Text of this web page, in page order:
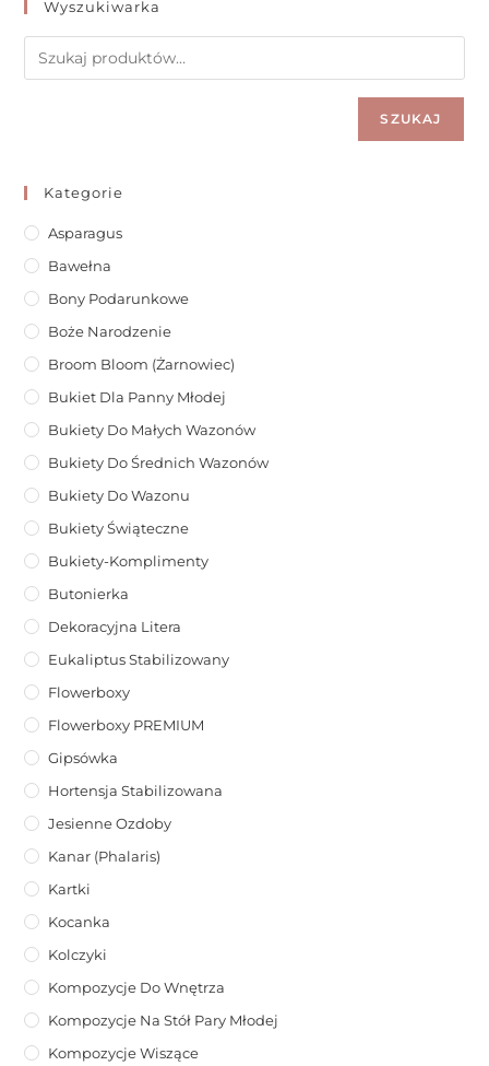
Wyszukiwarka
SZUKAJ
Kategorie
Asparagus
Bawełna
Bony Podarunkowe
Boże Narodzenie
Broom Bloom (żarnowiec)
Bukiet Dla Panny Młodej
Bukiety Do Małych Wazonów
Bukiety Do Średnich Wazonów
Bukiety Do Wazonu
Bukiety Świąteczne
Bukiety-Komplimenty
Butonierka
Dekoracyjna Litera
Eukaliptus Stabilizowany
Flowerboxy
Flowerboxy PREMIUM
Gipsówka
Hortensja Stabilizowana
Jesienne Ozdoby
Kanar (phalaris)
Kartki
Kocanka
Kolczyki
Kompozycje Do Wnętrza
Kompozycje Na Stół Pary Młodej
Kompozycje Wiszące